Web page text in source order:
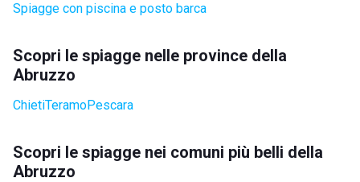
Spiagge con piscina e posto barca
Scopri le spiagge nelle province della
Abruzzo
ChietiTeramoPescara
Scopri le spiagge nei comuni più belli della
Abruzzo